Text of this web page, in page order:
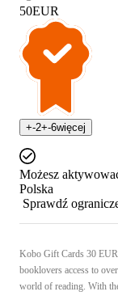
50EUR
+-2+-6więcej
Możesz
Polska
Sprawdź
Kobo Gift Cards 30
booklovers access to
world of reading. With